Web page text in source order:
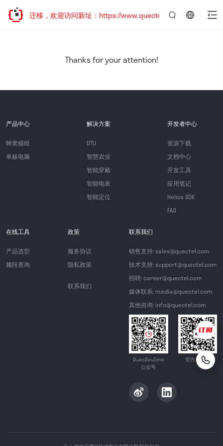
地址已迁移，欢迎访问新址：https://www.quectel.com.cn
Thanks for your attention!
产品中心
蜂窝模组
单板电脑
解决方案
DTU
智慧农业
智能穿戴
智能电表
智能定位
开发者中心
资源下载
文档中心
开发工具
应用笔记
Helios SDK
FAQ
在线工具
产品选型
频段查询
政策
服务协议
隐私政策
联系我们
联系我们
销售支持: sales@quectel.com
技术支持: support@quectel.com
招聘: career@quectel.com
媒体联系: media@quectel.com
其他咨询: info@quectel.com
QuecDevZone
公众号
官方公众号